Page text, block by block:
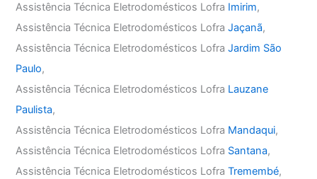
Assistência Técnica Eletrodomésticos Lofra Imirim,
Assistência Técnica Eletrodomésticos LofraJaçanã,
Assistência Técnica Eletrodomésticos LofraJardim São
Paulo,
Assistência Técnica Eletrodomésticos Lofra Lauzane
Paulista,
Assistência Técnica Eletrodomésticos Lofra Mandaqui,
Assistência Técnica Eletrodomésticos Lofra Santana,
Assistência Técnica Eletrodomésticos LofraTremembé,